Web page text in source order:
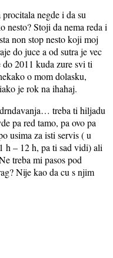
negde i da su
nesto? Stoji da nema reda i
non stop nesto koji moj
do juce a od sutra je vec
2011 kuda zure svi ti
o mom dolasku,
je rok na ihahaj.
treba ti hiljadu
pa red tamo, pa ovo pa
usima za isti servis ( u
h – 12 h, pa ti sad vidi) ali
treba mi pasos pod
Nije kao da cu s njim